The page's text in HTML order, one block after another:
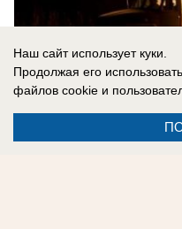
09.08.2026
Наш сайт использует куки.
Продолжая его
файлов cookie и